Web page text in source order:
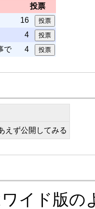
投票
16
4
で
4
えず公開してみる
イド版の